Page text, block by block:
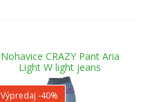
Nohavice CRAZY Pant Aria
Light W light jeans
Výpredaj -40%